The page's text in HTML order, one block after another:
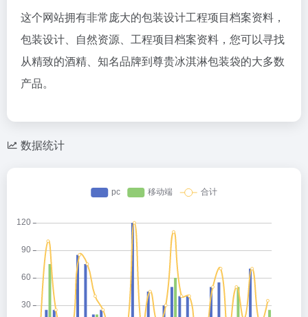
这个网站拥有非常庞大的包装设计工程项目档案资料，
包装设计、自然资源、工程项目档案资料，您可以寻找
从精致的酒精、知名品牌到尊贵冰淇淋包装袋的大多数
产品。
数据统计